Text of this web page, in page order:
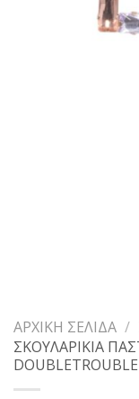
ΑΡΧΙΚΉ ΣΕΛΊΔΑ /
ΣΚΟΥΛΑΡΙΚΙΑ
DOUBLETROUBLE